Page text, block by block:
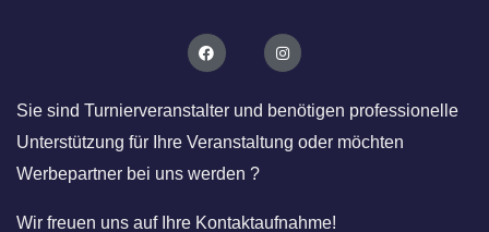
n
Sie sind Turnierveranstalter und benötigen professionelle
Unterstützung für Ihre Veranstaltung oder möchten
Werbepartner bei uns werden ?
Wir freuen uns auf Ihre Kontaktaufnahme!